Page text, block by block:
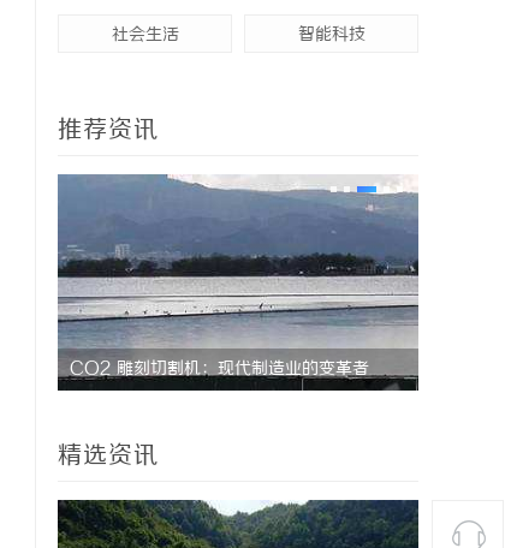
社会生活 智能科技
推荐资讯
温婉灵动，一眼万年！久匠量身定制的眉眼
气质加分项
精选资讯